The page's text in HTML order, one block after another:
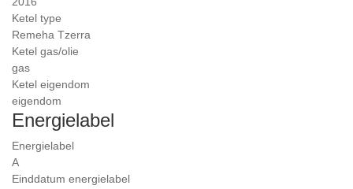
Ketel type
Remeha Tzerra
Ketel gas/olie
gas
Ketel eigendom
eigendom
Energielabel
Energielabel
A
Einddatum energielabel